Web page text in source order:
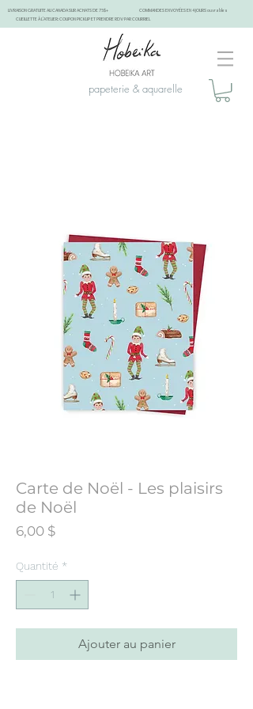
LIVRAISON GRATUITE AU CANADA SUR ACHATS DE 75$+
COMMANDES ENVOYÉES EN 4 JOURS ouvrables
CUEILLETTE À L'ATELIER: COUPON PICKUP ET PRENDRE RDV PAR COURRIEL
papeterie & aquarelle
Carte de Noël - Les plaisirs
de Noël
6,00 $Prix
Quantité *
Ajouter au panier